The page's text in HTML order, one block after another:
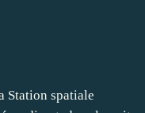
Station spatiale